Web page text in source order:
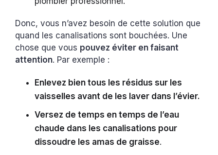
Donc, vous n’avez besoin de cette solution que
quand les canalisations sont bouchées. Une
chose que vous pouvez éviter en faisant
attention. Par exemple :
Enlevez bien tous les résidus sur les
vaisselles avant de les laver dans l’évier.
Versez de temps en temps de l’eau
chaude dans les canalisations pour
dissoudre les amas de graisse.